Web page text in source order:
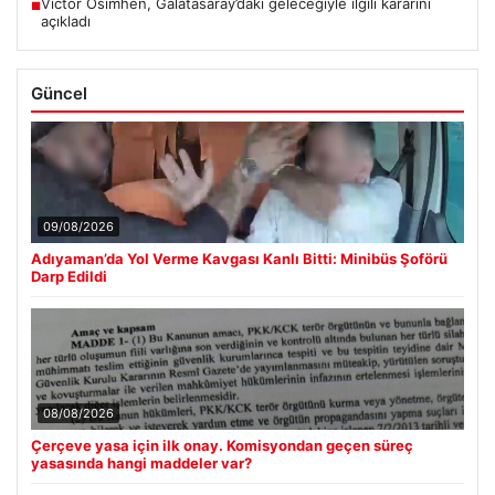
■Victor Osimhen, Galatasaray’daki geleceğiyle ilgili kararını
açıkladı
Güncel
09/08/2026
Adıyaman’da Yol Verme Kavgası Kanlı Bitti: Minibüs Şoförü
Darp Edildi
08/08/2026
Çerçeve yasa için ilk onay. Komisyondan geçen süreç
yasasında hangi maddeler var?